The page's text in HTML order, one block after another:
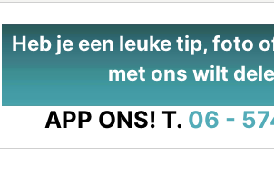
Heb je een leuke tip, foto
met ons wilt
APP ONS! T. 06 -